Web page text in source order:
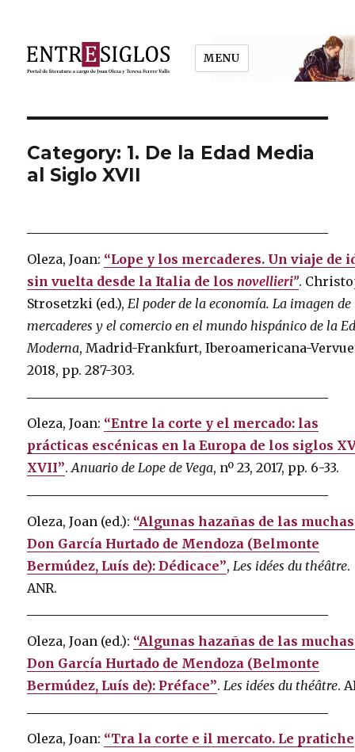
MENU
Category: 1. De la Edad Media
al Siglo XVII
Oleza, Joan: “Lope y los mercaderes. Un viaje de
sin vuelta desde la Italia de los novellieri”.
Strosetzki (ed.), El poder de la economía. La imagen de
mercaderes y el comercio en el mundo hispánico de la
Moderna, Madrid-Frankfurt, Iberoamericana-
2018, pp. 287-303.
Oleza, Joan: “Entre la corte y el mercado: las
prácticas escénicas en la Europa de los siglos
XVII”.Anuario de Lope de Vega, nº 23, 2017, pp. 6-33.
Oleza, Joan (ed.): “Algunas hazañas de las
Don García Hurtado de Mendoza (Belmonte
Bermúdez, Luís de): Dédicace”, Les idées du théâtre.
ANR.
Oleza, Joan (ed.): “Algunas hazañas de las
Don García Hurtado de Mendoza (Belmonte
Bermúdez, Luís de): Préface”. Les idées du théâtre.
Oleza, Joan: “Tra la corte e il mercato. Le pratiche